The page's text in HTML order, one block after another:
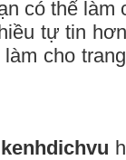
có thể
tự tin
cho
kenhdichvu